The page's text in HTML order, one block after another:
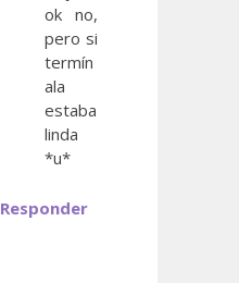
ok no,
pero si
termín
ala
estaba
linda
*u*
Responder